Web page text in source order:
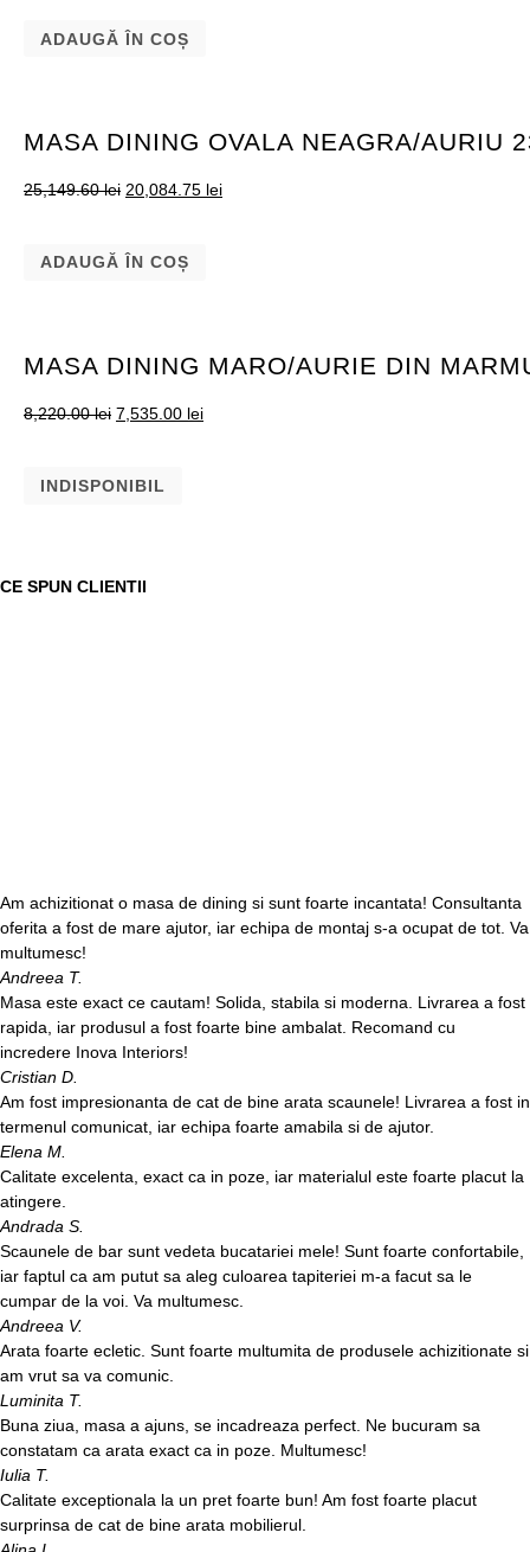
ADAUGĂ ÎN COȘ
MASA DINING OVALA NEAGRA/AURIU
25,149.60lei 20,084.75 lei
ADAUGĂ ÎN COȘ
MASA DINING MARO/AURIE DIN
8,220.00lei 7,535.00 lei
INDISPONIBIL
CE SPUN CLIENTII
Am achizitionat o masa de dining si sunt foarte incantata! Consultanta
oferita a fost de mare ajutor, iar echipa de montaj s-a ocupat de tot. Va
multumesc!
Andreea T.
Masa este exact ce cautam! Solida, stabila si moderna. Livrarea a fost
rapida, iar produsul a fost foarte bine ambalat. Recomand cu
incredere Inova Interiors!
Cristian D.
Am fost impresionanta de cat de bine arata scaunele! Livrarea a fost in
termenul comunicat, iar echipa foarte amabila si de ajutor.
Elena M.
Calitate excelenta, exact ca in poze, iar materialul este foarte placut la
atingere.
Andrada S.
Scaunele de bar sunt vedeta bucatariei mele! Sunt foarte confortabile,
iar faptul ca am putut sa aleg culoarea tapiteriei m-a facut sa le
cumpar de la voi. Va multumesc.
Andreea V.
Arata foarte ecletic. Sunt foarte multumita de produsele achizitionate si
am vrut sa va comunic.
Luminita T.
Buna ziua, masa a ajuns, se incadreaza perfect. Ne bucuram sa
constatam ca arata exact ca in poze. Multumesc!
Iulia T.
Calitate exceptionala la un pret foarte bun! Am fost foarte placut
surprinsa de cat de bine arata mobilierul.